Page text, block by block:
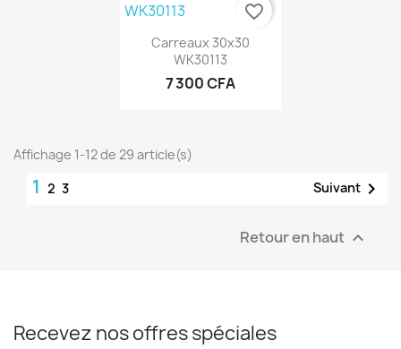
Carreaux 30x30
WK30113
7 300 CFA
favorite_border
Affichage 1-12 de 29 article(s)
1 2 3 Suivant 
Retour en haut 
Recevez nos offres spéciales